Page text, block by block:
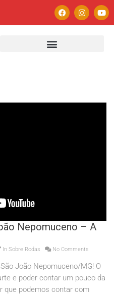
Nepomuceno – A
In Sobre Rodas No Comments
João Nepomuceno/MG! O
e poder contar um pouco da
que podemos contar com